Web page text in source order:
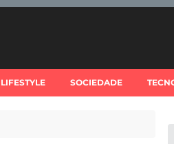
LIFESTYLE SOCIEDADE